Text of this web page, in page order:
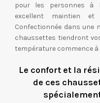
pour les personnes à
excellent maintien et
Confectionnée dans une
chaussettes tiendront
température commence à
Le confort et la
de ces